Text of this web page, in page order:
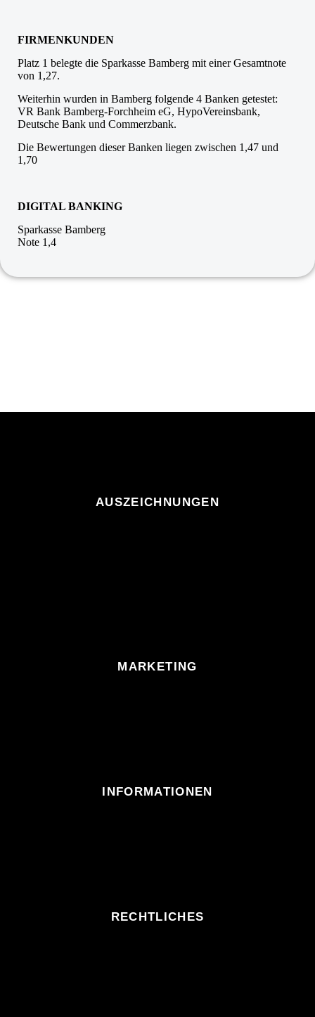
FIRMENKUNDEN
Platz 1 belegte die Sparkasse Bamberg mit einer Gesamtnote
von 1,27.
Weiterhin wurden in Bamberg folgende 4 Banken getestet:
VR Bank Bamberg-Forchheim eG, HypoVereinsbank,
Deutsche Bank und Commerzbank.
Die Bewertungen dieser Banken liegen zwischen 1,47 und
1,70
DIGITAL BANKING
Sparkasse Bamberg
Note 1,4
AUSZEICHNUNGEN
MARKETING
INFORMATIONEN
RECHTLICHES